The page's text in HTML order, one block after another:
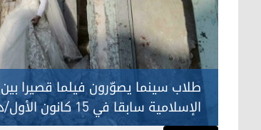
طلاب سينما يصوّرون فيلما قصيرا
الإسلامية سابقا في 15 كانون الأول/ديسمبر 2021 - الصورة لفرانس 24